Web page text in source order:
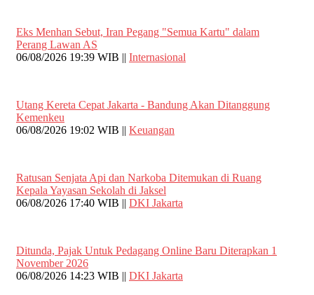
Eks Menhan Sebut, Iran Pegang "Semua Kartu" dalam
Perang Lawan AS
06/08/2026 19:39 WIB || Internasional
Utang Kereta Cepat Jakarta - Bandung Akan Ditanggung
Kemenkeu
06/08/2026 19:02 WIB || Keuangan
Ratusan Senjata Api dan Narkoba Ditemukan di Ruang
Kepala Yayasan Sekolah di Jaksel
06/08/2026 17:40 WIB || DKI Jakarta
Ditunda, Pajak Untuk Pedagang Online Baru Diterapkan 1
November 2026
06/08/2026 14:23 WIB || DKI Jakarta